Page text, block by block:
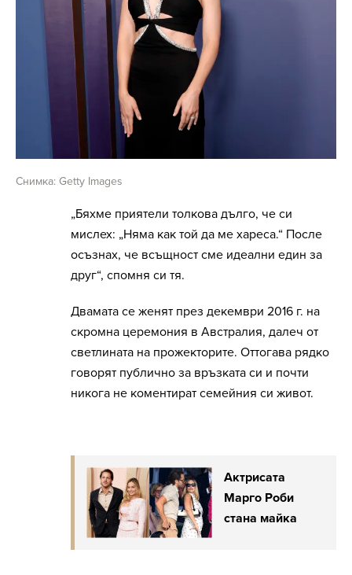
Снимка: Getty Images
„Бяхме приятели толкова дълго, че си
мислех: „Няма как той да ме хареса.“ После
осъзнах, че всъщност сме идеални един за
друг“, спомня си тя.
Двамата се женят през декември 2016 г. на
скромна церемония в Австралия, далеч от
светлината на прожекторите. Оттогава рядко
говорят публично за връзката си и почти
никога не коментират семейния си живот.
Актрисата
Марго Роби
стана майка